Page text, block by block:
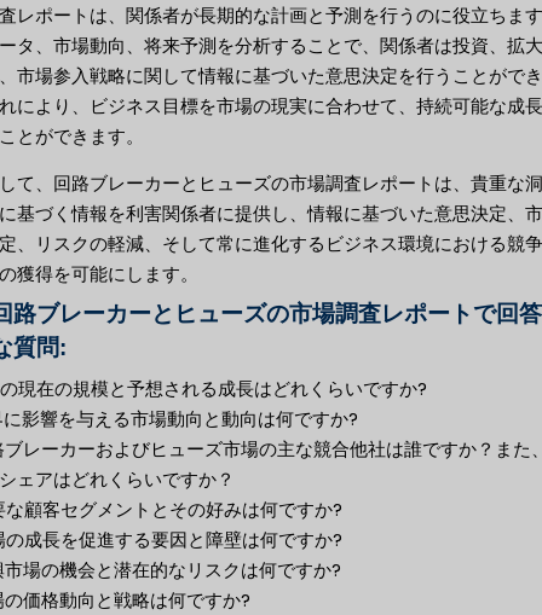
レポートは、関係者が長期的な計画と予測を行うのに役立ちま
タ、市場動向、将来予測を分析することで、関係者は投資、拡
市場参入戦略に関して情報に基づいた意思決定を行うことがで
により、ビジネス目標を市場の現実に合わせて、持続可能な成
とができます。
て、回路ブレーカーとヒューズの市場調査レポートは、貴重な
基づく情報を利害関係者に提供し、情報に基づいた意思決定、
、リスクの軽減、そして常に進化するビジネス環境における競
獲得を可能にします。
路ブレーカーとヒューズの市場調査レポートで回
質問:
現在の規模と予想される成長はどれくらいですか?
影響を与える市場動向と動向は何ですか?
レーカーおよびヒューズ市場の主な競合他社は誰ですか？また
ェアはどれくらいですか？
顧客セグメントとその好みは何ですか?
成長を促進する要因と障壁は何ですか?
場の機会と潜在的なリスクは何ですか?
価格動向と戦略は何ですか?